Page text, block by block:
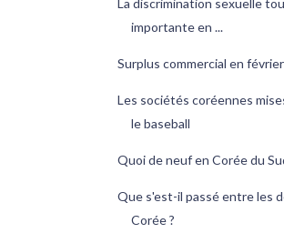
importante en ...
Surplus commercial en février
Les sociétés coréennes
le baseball
Quoi de neuf en Corée du
Que s'est-il passé entre les
Corée ?